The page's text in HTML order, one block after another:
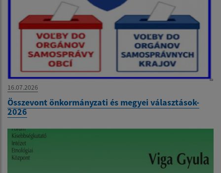
16.07.2026
Összevont önkormányzati és megyei választások-
2026